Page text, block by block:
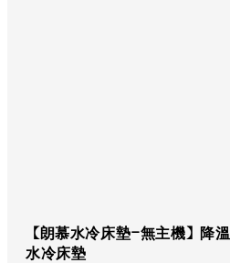
【朗慕水冷床墊-無主機】降溫
水冷床墊